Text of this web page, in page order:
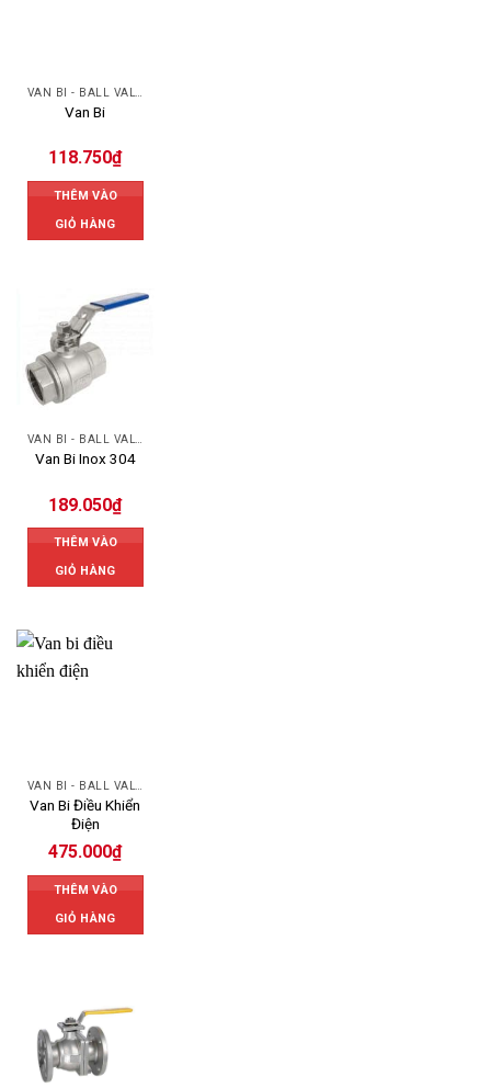
Van Bi
118.750₫
THÊM VÀO
GIỎ HÀNG
Van Bi Inox 304
189.050₫
THÊM VÀO
GIỎ HÀNG
Van Bi Điều Khiển
Điện
475.000₫
THÊM VÀO
GIỎ HÀNG